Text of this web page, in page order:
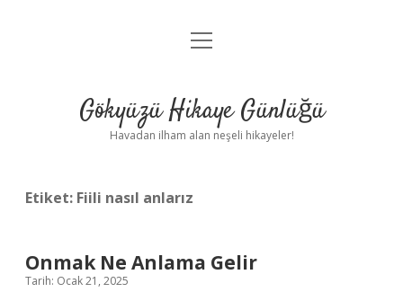
Anasayfa
Yasal Uyarı
menüyü
Gökyüzü Hikaye Günlüğü
Havadan ilham alan neşeli hikayeler!
Etiket: Fiili nasıl anlarız
Onmak Ne Anlama Gelir
Tarih: Ocak 21, 2025